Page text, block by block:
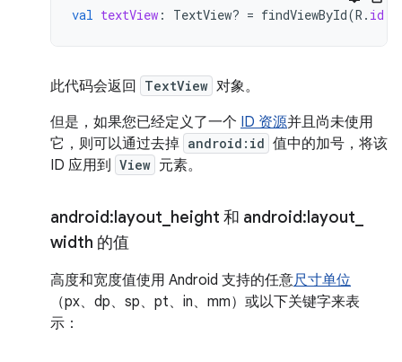
val textView : TextView? = findViewById(R . id
此代码会返回 TextView 对象。
但是，如果您已经定义了一个 ID 资源并且尚未使用
它，则可以通过去掉 android:id 值中的加号，将该
ID 应用到 View 元素。
android:layout height 和 android:layout
width 的值
高度和宽度值使用 Android 支持的任意尺寸单位
（px、dp、sp、pt、in、mm）或以下关键字来表
示：